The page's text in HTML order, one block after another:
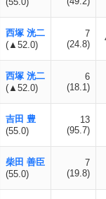
西塚 洸二
(▲52.0)
7
(24.8)
西塚 洸二
(▲52.0)
6
(18.1)
吉田 豊
(55.0)
13
(95.7)
柴田 善臣
(55.0)
7
(19.8)